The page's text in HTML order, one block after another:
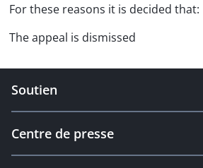
For these reasons it is decided that:
The appeal is dismissed
Soutien
Centre de presse